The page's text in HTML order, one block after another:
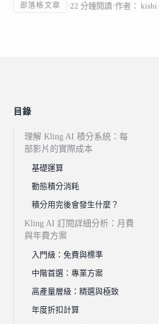
部落格文章 22 分鐘閱讀 作者： kishi
目錄
理解 Kling AI 積分系統：每
部影片的實際成本
基礎運算
動態積分消耗
積分用完後會發生什麼？
Kling AI 訂閱詳細分析：月費
與年費方案
入門級：免費與標準
中階首選：專業方案
高產量層級：精選與極致
年度折扣計算